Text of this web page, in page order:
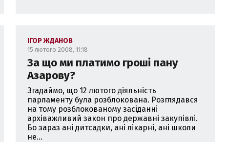
ІГОР ЖДАНОВ
15 лютого 2008, 11:18
За що ми платимо гроші пану
Азарову?
Згадаймо, що 12 лютого діяльність
парламенту була розблокована. Розглядався
на тому розблокованому засіданні
архіважливий закон про державні закупівлі.
Бо зараз ані дитсадки, ані лікарні, ані школи
не...